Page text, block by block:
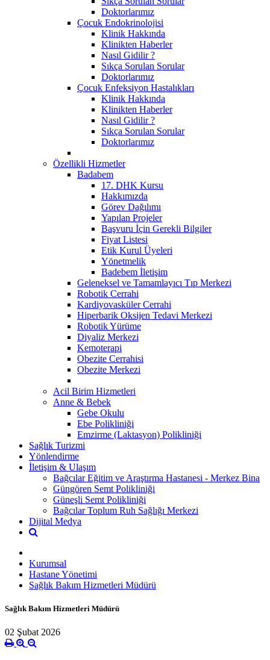
Doktorlarımız
Çocuk Endokrinolojisi
Klinik Hakkında
Klinikten Haberler
Nasıl Gidilir ?
Sıkça Sorulan Sorular
Doktorlarımız
Çocuk Enfeksiyon Hastalıkları
Klinik Hakkında
Klinikten Haberler
Nasıl Gidilir ?
Sıkça Sorulan Sorular
Doktorlarımız
Özellikli Hizmetler
Badabem
17. DHK Kursu
Hakkımızda
Görev Dağılımı
Yapılan Projeler
Başvuru İçin Gerekli Bilgiler
Fiyat Listesi
Etik Kurul Üyeleri
Yönetmelik
Badebem İletişim
Geleneksel ve Tamamlayıcı Tıp Merkezi
Robotik Cerrahi
Kardiyovasküler Cerrahi
Hiperbarik Oksijen Tedavi Merkezi
Robotik Yürüme
Diyaliz Merkezi
Kemoterapi
Obezite Cerrahisi
Obezite Merkezi
Acil Birim Hizmetleri
Anne & Bebek
Gebe Okulu
Ebe Polikliniği
Emzirme (Laktasyon) Polikliniği
Sağlık Turizmi
Yönlendirme
İletişim & Ulaşım
Bağcılar Eğitim ve Araştırma Hastanesi - Merkez Bina
Güngören Semt Polikliniği
Güneşli Semt Polikliniği
Bağcılar Toplum Ruh Sağlığı Merkezi
Dijital Medya
Kurumsal
Hastane Yönetimi
Sağlık Bakım Hizmetleri Müdürü
Sağlık Bakım Hizmetleri Müdürü
02 Şubat 2026